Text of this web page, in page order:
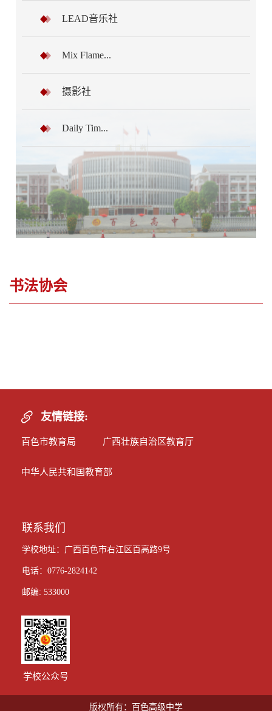
LEAD音乐社
Mix Flame...
摄影社
Daily Tim...
书法协会
友情链接:
百色市教育局 广西壮族自治区教育厅
中华人民共和国教育部
联系我们
学校地址：广西百色市右江区百高路9号
电话：0776-2824142
邮编: 533000
学校公众号
版权所有：百色高级中学